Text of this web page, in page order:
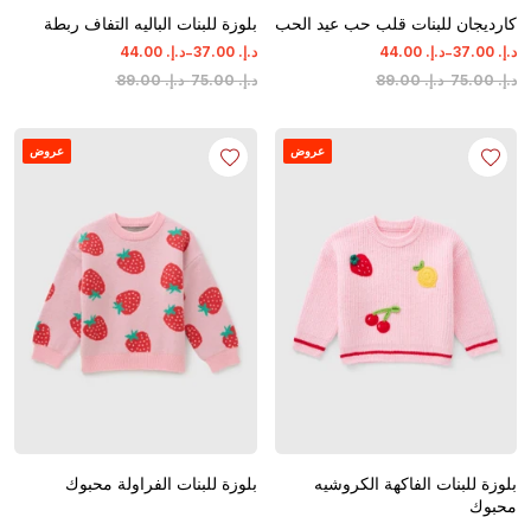
كارديجان للبنات قلب حب عيد الحب
د.إ. 37.00
-د.إ. 44.00
د.إ.‏
75.00
-د.إ.‏
89.00
بلوزة للبنات الباليه التفاف ربطة
د.إ. ‏
37.00
-د.إ. ‏
44.00
د.إ.‏
75.00
-د.إ.‏
89.00
عروض
بلوزة للبنات الفاكهة الكروشيه
محبوك
عروض
بلوزة للبنات الفراولة محبوك